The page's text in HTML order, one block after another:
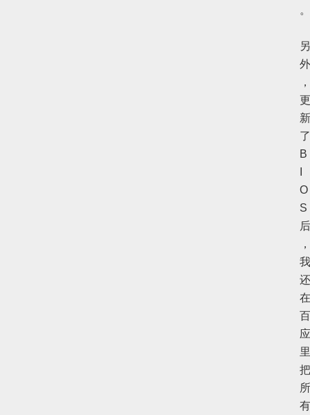
。
另
外
，
更
新
了
B
O
S
后
，
我
还
在
百
应
里
把
所
有